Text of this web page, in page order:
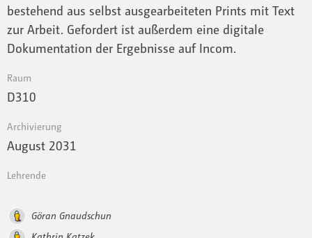
bestehend aus selbst ausgearbeiteten Prints mit Text
zur Arbeit. Gefordert ist außerdem eine digitale
Dokumentation der Ergebnisse auf Incom.
Raum
D310
Archivierung
August 2031
Lehrende
Göran Gnaudschun